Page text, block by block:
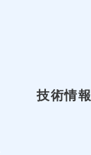
技術情報